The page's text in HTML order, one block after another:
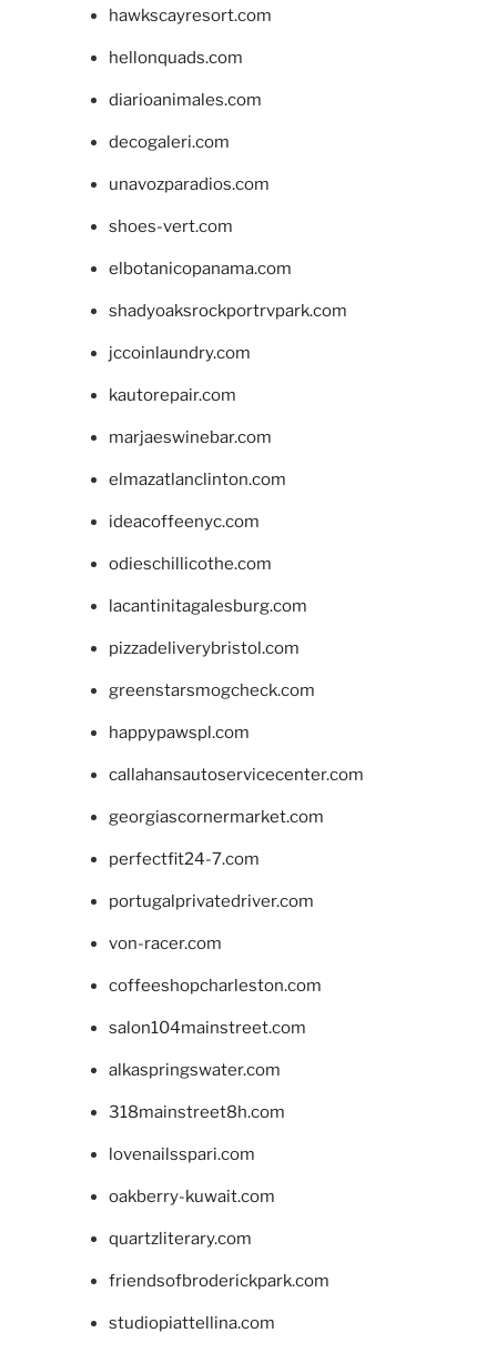
hawkscayresort.com
hellonquads.com
diarioanimales.com
decogaleri.com
unavozparadios.com
shoes-vert.com
elbotanicopanama.com
shadyoaksrockportrvpark.com
jccoinlaundry.com
kautorepair.com
marjaeswinebar.com
elmazatlanclinton.com
ideacoffeenyc.com
odieschillicothe.com
lacantinitagalesburg.com
pizzadeliverybristol.com
greenstarsmogcheck.com
happypawspl.com
callahansautoservicecenter.com
georgiascornermarket.com
perfectfit24-7.com
portugalprivatedriver.com
von-racer.com
coffeeshopcharleston.com
salon104mainstreet.com
alkaspringswater.com
318mainstreet8h.com
lovenailsspari.com
oakberry-kuwait.com
quartzliterary.com
friendsofbroderickpark.com
studiopiattellina.com